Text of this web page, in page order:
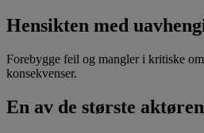
Hensikten med
Forebygge feil og mangler i kritiske
konsekvenser.
En av de største